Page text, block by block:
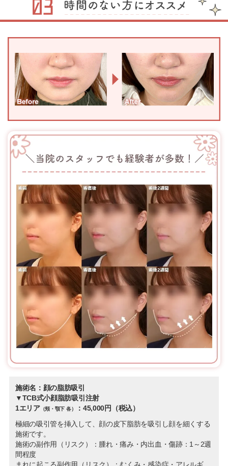
施術名：顔の脂肪吸引
▼TCB式小顔脂肪吸引注射
1エリア （頬・顎下 各）
：45,000円（税込）
極細の吸引管を挿入して、顔の皮下脂肪を吸引し顔を細くする
施術です。
施術の副作用（リスク）：腫れ・痛み・内出血・傷跡：1～2週
間程度
まれに起こる副作用（リスク）：むくみ・感染症・アレルギ